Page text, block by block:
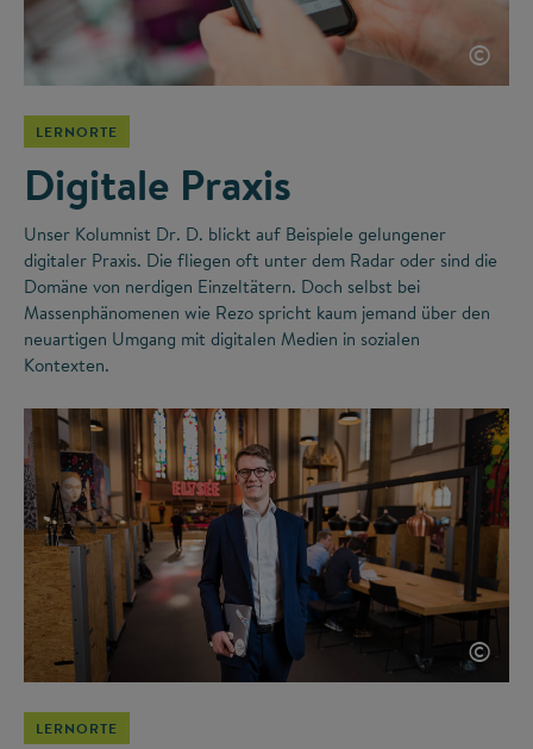
©
LERNORTE
Digitale Praxis
Unser Kolumnist Dr. D. blickt auf Beispiele gelungener
digitaler Praxis. Die fliegen oft unter dem Radar oder sind die
Domäne von nerdigen Einzeltätern. Doch selbst bei
Massenphänomenen wie Rezo spricht kaum jemand über den
neuartigen Umgang mit digitalen Medien in sozialen
Kontexten.
©
LERNORTE